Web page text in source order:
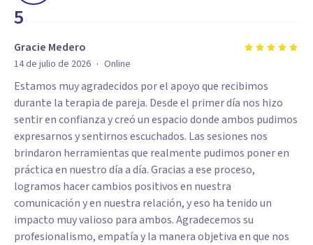
5
Gracie Medero
14 de julio de 2026 · Online
Estamos muy agradecidos por el apoyo que recibimos
durante la terapia de pareja. Desde el primer día nos hizo
sentir en confianza y creó un espacio donde ambos pudimos
expresarnos y sentirnos escuchados. Las sesiones nos
brindaron herramientas que realmente pudimos poner en
práctica en nuestro día a día. Gracias a ese proceso,
logramos hacer cambios positivos en nuestra
comunicación y en nuestra relación, y eso ha tenido un
impacto muy valioso para ambos. Agradecemos su
profesionalismo, empatía y la manera objetiva en que nos